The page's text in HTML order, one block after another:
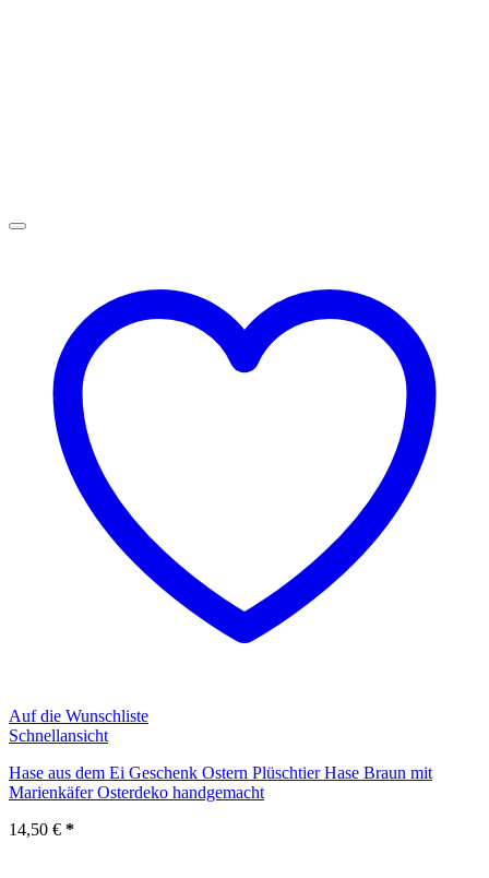
Auf die Wunschliste
Schnellansicht
Hase aus dem Ei Geschenk Ostern Plüschtier Hase Braun mit
Marienkäfer Osterdeko handgemacht
14,50 €